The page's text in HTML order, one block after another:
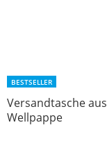
BESTSELLER
Versandtasche aus
Wellpappe